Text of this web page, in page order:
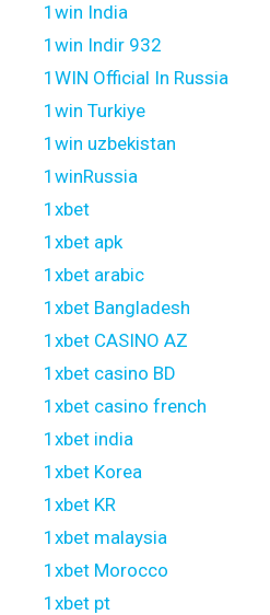
1win India
1win Indir 932
1WIN Official In Russia
1win Turkiye
1win uzbekistan
1winRussia
1xbet
1xbet apk
1xbet arabic
1xbet Bangladesh
1xbet CASINO AZ
1xbet casino BD
1xbet casino french
1xbet india
1xbet Korea
1xbet KR
1xbet malaysia
1xbet Morocco
1xbet pt